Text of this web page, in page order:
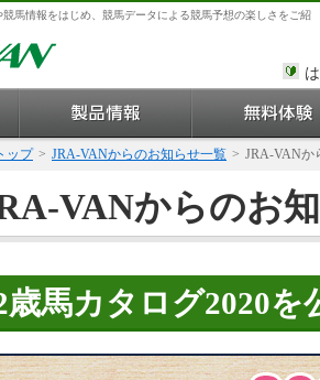
馬情報をはじめ、競馬データによる競馬予想の楽しさをご紹
ップ > JRA-VANからのお知らせ一覧 > JRA-VANか
VANからのお
歳馬カタログ2020を